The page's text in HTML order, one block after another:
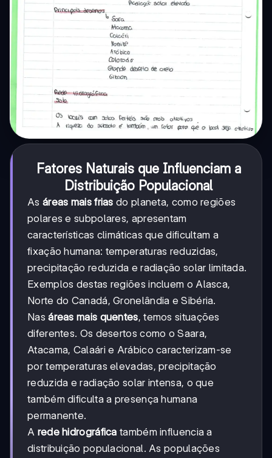
Fatores Naturais que Influenciam a
Distribuição Populacional
As áreas mais frias do planeta, como regiões
polares e subpolares, apresentam
características climáticas que dificultam a
fixação humana: temperaturas reduzidas,
precipitação reduzida e radiação solar limitada.
Exemplos destas regiões incluem o Alasca,
Norte do Canadá, Gronelândia e Sibéria.
Nasáreas mais quentes, temos situações
diferentes. Os desertos como o Saara,
Atacama, Calaári e Arábico caracterizam-se
por temperaturas elevadas, precipitação
reduzida e radiação solar intensa, o que
também dificulta a presença humana
permanente.
A rede hidrográfica também influencia a
distribuição populacional. As populações